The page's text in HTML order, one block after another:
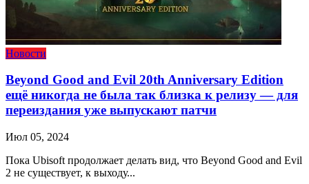
Новости
Beyond Good and Evil 20th Anniversary Edition
ещё никогда не была так близка к релизу — для
переиздания уже выпускают патчи
Июл 05, 2024
Пока Ubisoft продолжает делать вид, что Beyond Good and Evil
2 не существует, к выходу...